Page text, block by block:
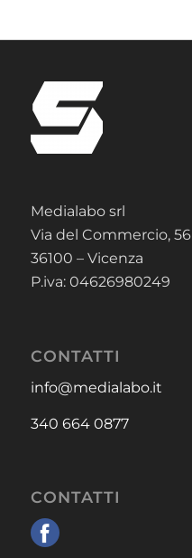
Medialabo srl
Via del Commercio, 56
36100 – Vicenza
P.iva: 04626980249
CONTATTI
info@medialabo.it
340 664 0877
CONTATTI